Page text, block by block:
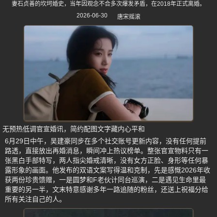
妻石贞善的坎坷婚史，当年因观念不合多次爆发矛盾，在2018年正式离婚。
2026-06-30
唐宋摇滚
无预热低调官宣婚讯，简约配图文字藏内心平和
6月29日中午，吴建豪同步在多个社交账号更新内容，没有任何提前
路透，直接放出再婚消息，瞬间冲上热议榜单。整张官宣物料只有一
张黑白手部特写，两人指尖婚戒清晰，没有女方正脸、身形等任何暴
露形象的画面。他发布的双语文案写得温和克制，先是感慨2026年收
获两份珍贵馈赠，一是圆梦和F老伙计同台巡演，二是遇见生命里最
重要的另一半，文末特意感谢多年一路追随的粉丝，还送上祝福分给
所有关注自己的人。